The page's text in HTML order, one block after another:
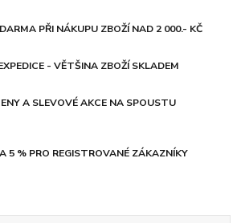
PŘI NÁKUPU ZBOŽÍ NAD 2 000.- KČ
- VĚTŠINA ZBOŽÍ SKLADEM
A SLEVOVÉ AKCE NA SPOUSTU
5 % PRO REGISTROVANÉ ZÁKAZNÍKY